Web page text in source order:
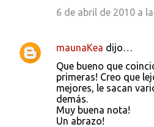
6 de abril de 2010 a
maunaKea dijo…
Que bueno que
primeras! Creo que
mejores, le sacan
demás.
Muy buena nota!
Un abrazo!